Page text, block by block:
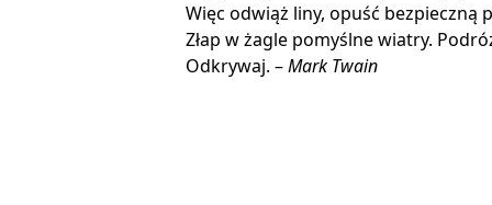
Więc odwiąż liny, opuść bezpieczną
Złap w żagle pomyślne wiatry.
Odkrywaj. –Mark Twain